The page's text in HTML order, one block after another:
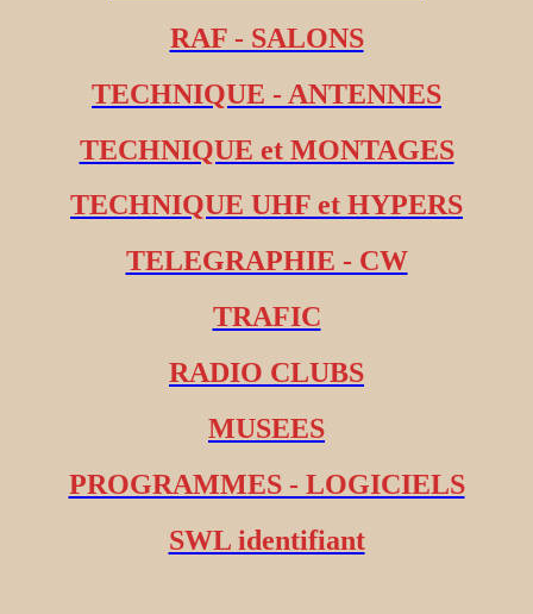
RAF - SALONS
TECHNIQUE - ANTENNES
TECHNIQUE et MONTAGES
TECHNIQUE UHF et HYPERS
TELEGRAPHIE - CW
TRAFIC
RADIO CLUBS
MUSEES
PROGRAMMES - LOGICIELS
SWL identifiant